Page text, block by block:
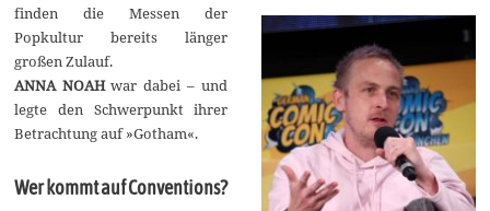
finden die Messen der
Popkultur bereits länger
großen Zulauf.
ANNA NOAHwar dabei – und
legte den Schwerpunkt ihrer
Betrachtung auf »Gotham«.
Wer kommt auf Conventions?